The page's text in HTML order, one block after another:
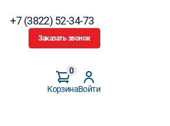
+7 (3822) 52-34-73
Заказать звонок
Корзина
0
Войти